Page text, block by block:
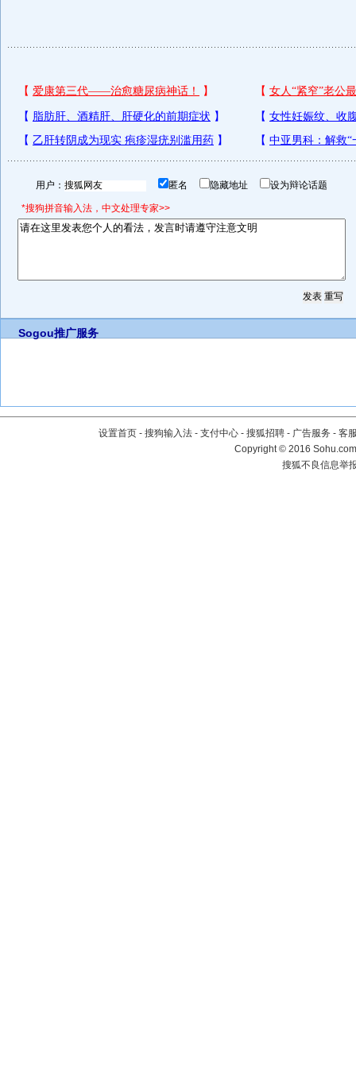
用户： 匿名 隐藏地址 设为辩论话题
*搜狗拼音输入法，中文处理专家>>
Sogou推广服务
设置首页 - 搜狗输入法 - 支付中心 - 搜狐招聘 - 广告服务 - 客
Copyright©2016
搜狐不良信息举